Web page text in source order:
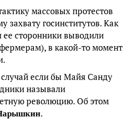
массовых протестов
захвату госинститутов. Как
ее сторонники выводили
в какой-то момент
если бы Майя Санду
называли
революцию. Об этом
.